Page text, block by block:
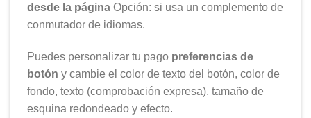
desde la página Opción: si usa un complemento de
conmutador de idiomas.
Puedes personalizar tu pago preferencias de
botón y cambie el color de texto del botón, color de
fondo, texto (comprobación expresa), tamaño de
esquina redondeado y efecto.